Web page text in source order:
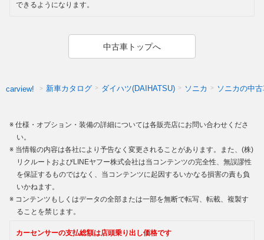
できるようになります。
中古車トップへ
carview! 新車カタログ ダイハツ(DAIHATSU) ソニカ ソニカの中
仕様・オプション・装備の詳細については各販売店にお問い合わせくださ
い。
当情報の内容は各社により予告なく変更されることがあります。また、(株)
リクルートおよびLINEヤフー株式会社は当コンテンツの完全性、無誤謬性
を保証するものではなく、当コンテンツに起因するいかなる損害の責も負
いかねます。
コンテンツもしくはデータの全部または一部を無断で転写、転載、複製す
ることを禁じます。
カーセンサーの支払総額は店頭乗り出し価格です